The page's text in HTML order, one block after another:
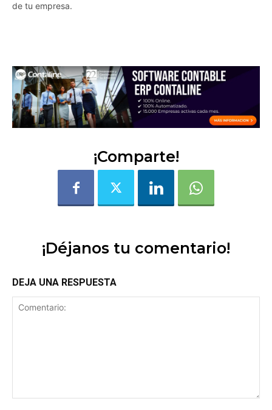
de tu empresa.
¡Comparte!
¡Déjanos tu comentario!
DEJA UNA RESPUESTA